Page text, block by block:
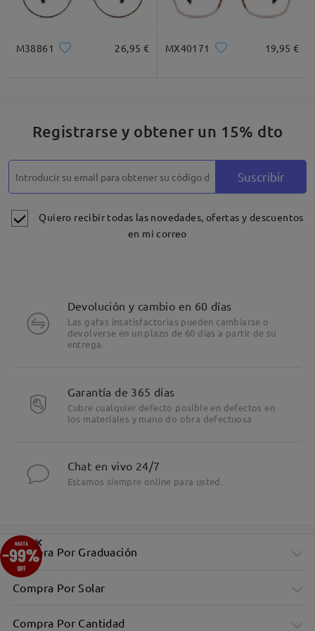
M38861 26,95 € MX40171 19,95 €
Registrarse y obtener un 15% dto
Suscribir
Quiero recibir todas las novedades, ofertas y descuentos
en mi correo
Devolución y cambio en 60 días
Las gafas insatisfactorias pueden cambiarse o
devolverse en un plazo de 60 días a partir de su
entrega.
Garantía de 365 días
Cubre cualquier defecto posible en defectos en
los materiales y mano do obra defectuosa
Chat en vivo 24/7
Estamos siempre online para usted.
Compra Por Graduación
Compra Por Solar
Compra Por Cantidad
×